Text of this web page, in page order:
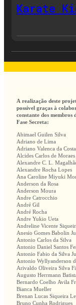
Karate
A realização deste
possível graças à
constante dos membros
Fase Secreta:
Abimael Guilen Silva
Adriano de Lima
Adriano Valenca da Costa
Alcides Carlos de Moraes
Alexandre C. L.
Alexandre Rocha Lopes
Ana Caroline Miyuki
Anderson da Rosa
Anderson Moura
Andre Catrocchio
André Gil
André Rocha
Andre Yukio Ueta
Andreline Vicente
Anesio Gomes Babolin
Antonio Carlos da Silva
Antonio Daniel Santos
Antonio Fabio da Silva
Antonio Wyllyanderson
Arivaldo Oliveira Silva
Augusto Herrmann
Bernardo Coelho Avila
Bianca Mueller
Brenan Lucas Siqueira
Bruno Cunha Rodrigues